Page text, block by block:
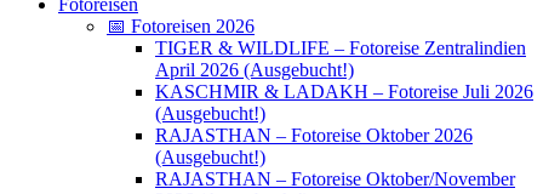
Fotoreisen
📅 Fotoreisen 2026
TIGER & WILDLIFE – Fotoreise Zentralindien
April 2026 (Ausgebucht!)
KASCHMIR & LADAKH – Fotoreise Juli 2026
(Ausgebucht!)
RAJASTHAN – Fotoreise Oktober 2026
(Ausgebucht!)
RAJASTHAN – Fotoreise Oktober/November